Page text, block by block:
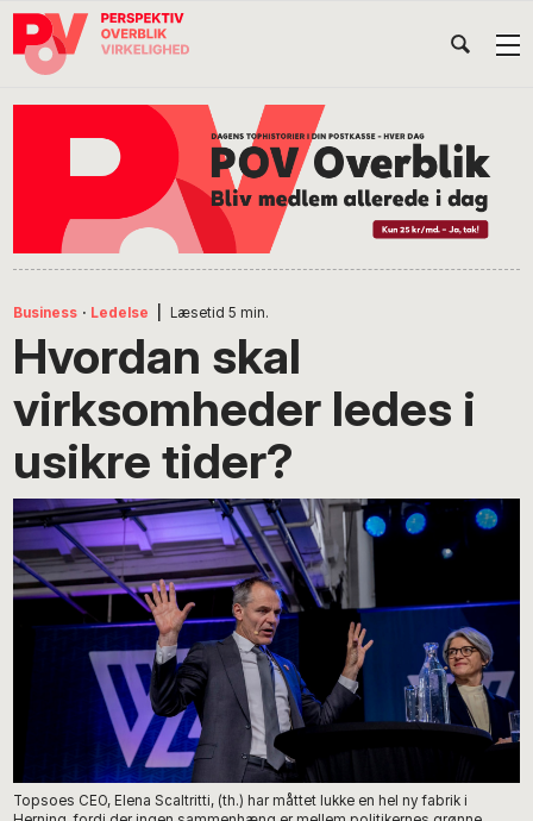
Gå
direkte
Skip
indhold
Gå
direkte
Business · Ledelse Læsetid 5 min.
Hvordan skal
virksomheder ledes i
usikre tider?
Topsoes CEO, Elena Scaltritti, (th.) har måttet lukke en hel ny fabrik i